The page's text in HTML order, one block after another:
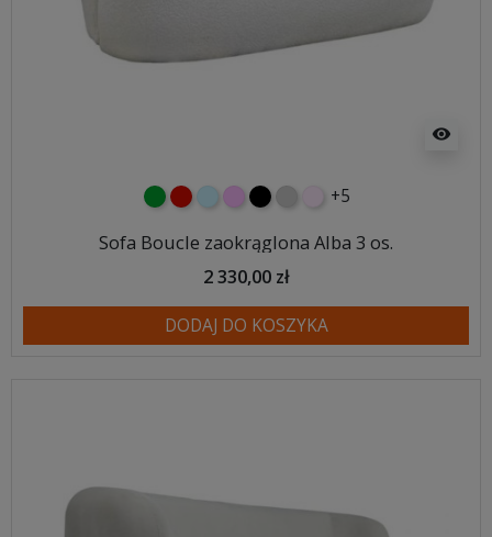
visibility
zielonyczerwony
błękitnyróżowy
czarnyjasnoszary
jasny róż
+5
Sofa Boucle zaokrąglona Alba 3 os.
2 330,00 zł
DODAJ DO KOSZYKA